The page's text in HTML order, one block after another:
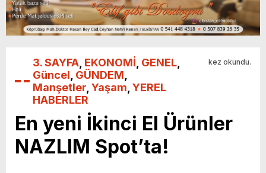
3. SAYFA EKONOMİ GENEL
Güncel GÜNDEM
Manşetler Yaşam YEREL
HABERLER
kez okundu.
En yeni İkinci El Ürünler
NAZLIM Spot’ta!